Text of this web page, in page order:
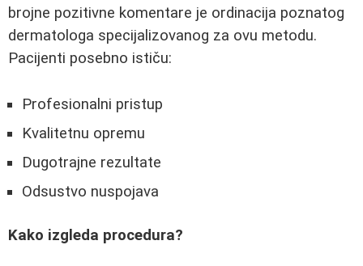
brojne pozitivne komentare je ordinacija poznatog
dermatologa specijalizovanog za ovu metodu.
Pacijenti posebno ističu:
Profesionalni pristup
Kvalitetnu opremu
Dugotrajne rezultate
Odsustvo nuspojava
Kako izgleda procedura?